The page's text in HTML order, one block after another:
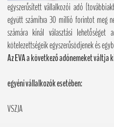
egyszerűsített vállalkozói adó
együtt számítva 30 millió forintot meg
számára kínál választási lehetőséget
kötelezettségeik egyszerűsödjenek és
Az EVA a következő adónemeket váltja
egyéni vállalkozók esetében:
VSZJA